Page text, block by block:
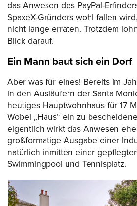
das Anwesen des PayPal-
SpaxeX-Gründers wohl fallen
nicht lange erraten. Trotzdem
Blick darauf.
Ein Mann baut sich ein Dorf
Aber was für eines! Bereits im
in den Ausläufern der Santa
heutiges Hauptwohnhaus für 17
Wobei „Haus“ ein zu
eigentlich wirkt das Anwesen
großformatige Ausgabe einer
natürlich inmitten einer
Swimmingpool und Tennisplatz.